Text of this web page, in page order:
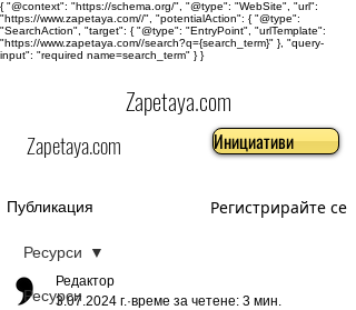
{ "@context": "https://schema.org/", "@type": "WebSite", "url":
"https://www.zapetaya.com//", "potentialAction": { "@type":
"SearchAction", "target": { "@type": "EntryPoint", "urlTemplate":
"https://www.zapetaya.com//search?q={search_term}" }, "query-
input": "required name=search_term" } }
Zapetaya.com
Zapetaya.com Инициативи
Публикация Регистрирайте се
Ресурси
Ресурси
Редактор
3.07.2024 г. време за четене: 3 мин.